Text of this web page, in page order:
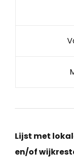
Lijst met
en/of